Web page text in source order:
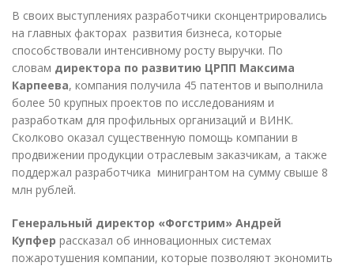
В своих выступлениях разработчики сконцентрировались
на главных факторах развития бизнеса, которые
способствовали интенсивному росту выручки. По
словам директора по развитию ЦРПП Максима
Карпеева, компания получила 45 патентов и выполнила
более 50 крупных проектов по исследованиям и
разработкам для профильных организаций и ВИНК.
Сколково оказал существенную помощь компании в
продвижении продукции отраслевым заказчикам, а также
поддержал разработчика минигрантом на сумму свыше 8
млн рублей.
Генеральный директор «Фогстрим» Андрей
Купфер рассказал об инновационных системах
пожаротушения компании, которые позволяют экономить